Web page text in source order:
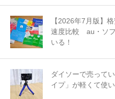
【2026年7月版】
速度比較 au・ソフ
いる！
ダイソーで売って
イプ」が軽くて使